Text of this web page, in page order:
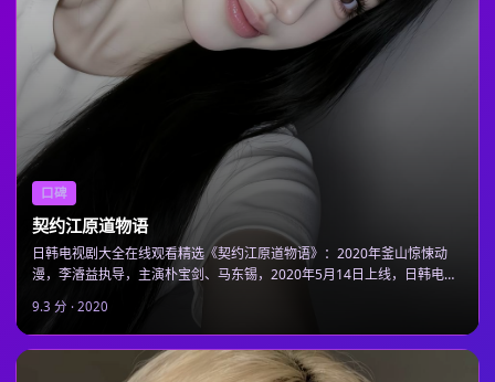
口碑
契约江原道物语
日韩电视剧大全在线观看精选《契约江原道物语》：2020年釜山惊悚动
漫，李濬益执导，主演朴宝剑、马东锡，2020年5月14日上线，日韩电视
9.3 分 · 2020